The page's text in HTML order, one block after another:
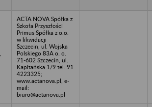
ACTA NOVA Spółka z
Szkoła Przyszłości
Primus Spółka z o.o.
w likwidacji -
Szczecin, ul. Wojska
Polskiego 83A o. o.
71-602 Szczecin, ul.
Kapitańska 1/9 tel. 91
4223325;
www.actanova.pl, e-
mail:
biuro@actanova.pl